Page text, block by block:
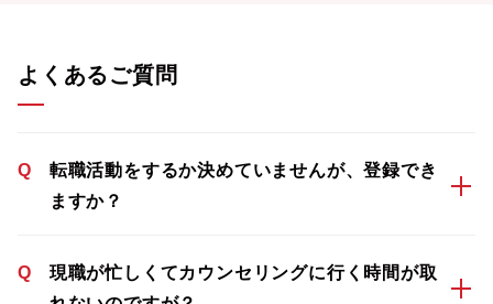
よくあるご質問
Q
転職活動をするか決めていませんが、登録でき
ますか？
Q
現職が忙しくてカウンセリングに行く時間が取